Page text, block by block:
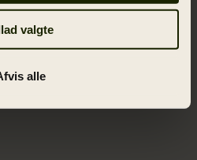
valgte
alle